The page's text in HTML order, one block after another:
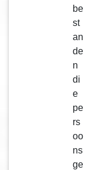
be
st
an
de
n
di
e
pe
rs
oo
ns
ge